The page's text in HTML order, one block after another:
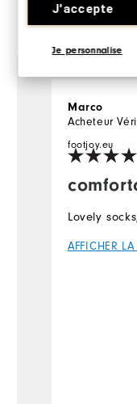
J'accepte
Je personnalise
Marco
Acheteur
footjoy.eu
Lovely
AFFICHER